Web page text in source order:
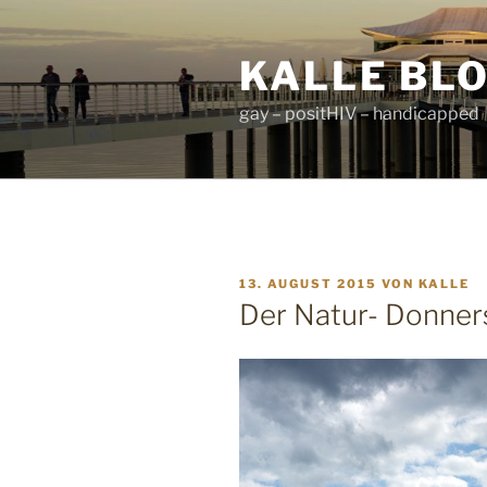
Inhalt
springen
KALLE
gay – positHIV – handicapped
VERÖFFENTLICHT
AM
13. AUGUST 2015 VON KALLE
Der Natur-